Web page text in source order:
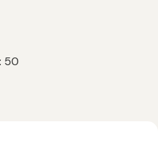
50